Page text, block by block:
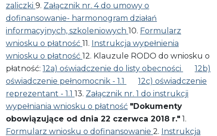
zaliczki 9. Załącznik nr. 4 do umowy o
dofinansowanie- harmonogram działań
informacyjnych, szkoleniowych 10. Formularz
wniosku o płatność 11. Instrukcja wypełnienia
wniosku o płatność 12. Klauzule RODO do wniosku o
płatność: 12a) oświadczenie do listy obecności
12b)
oświadczenie pełnomocnik - 1.1
12c) oświadczenie
reprezentant - 1.1 13. Załącznik nr. 1 do instrukcji
wypełniania wniosku o płatność "Dokumenty
obowiązujące od dnia 22 czerwca 2018 r." 1.
Formularz wniosku o dofinansowanie 2. Instrukcja